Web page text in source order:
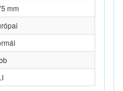
mm